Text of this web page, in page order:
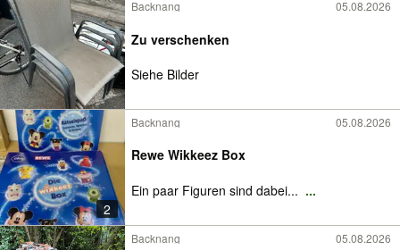
Backnang 05.08.2026
Zu verschenken
Siehe Bilder
2
Backnang 05.08.2026
Rewe Wikkeez Box
Ein paar Figuren sind dabei... ...
Backnang 05.08.2026